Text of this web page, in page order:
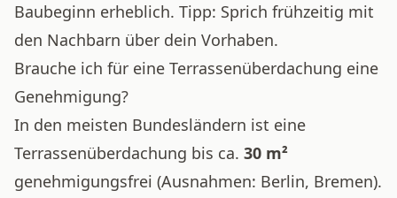
Baubeginn erheblich. Tipp: Sprich frühzeitig mit
den Nachbarn über dein Vorhaben.
Brauche ich für eine Terrassenüberdachung eine
Genehmigung?
In den meisten Bundesländern ist eine
Terrassenüberdachung bis ca. 30 m²
genehmigungsfrei (Ausnahmen: Berlin, Bremen).